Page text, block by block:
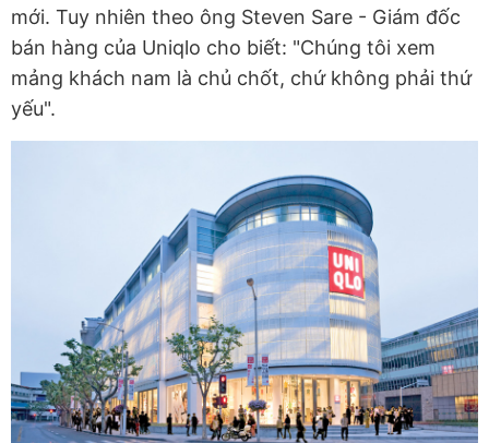
mới. Tuy nhiên theo ông Steven Sare - Giám đốc
bán hàng của Uniqlo cho biết: "Chúng tôi xem
mảng khách nam là chủ chốt, chứ không phải thứ
yếu".